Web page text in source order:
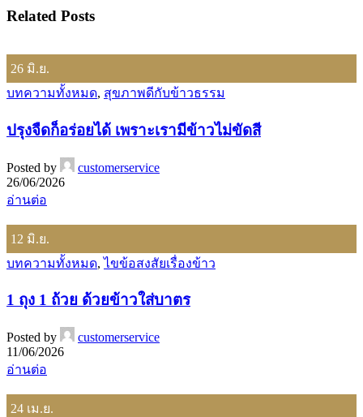
Related Posts
26 มิ.ย.
บทความทั้งหมด, สุขภาพดีกับข้าวธรรม
ปรุงจืดก็อร่อยได้ เพราะเรามีข้าวไม่ขัดสี
Posted by
customerservice
26/06/2026
อ่านต่อ
12 มิ.ย.
บทความทั้งหมด,ไขข้อสงสัยเรื่องข้าว
1 ถุง 1 ถ้วย ด้วยข้าวใส่บาตร
Posted by
customerservice
11/06/2026
อ่านต่อ
24 เม.ย.